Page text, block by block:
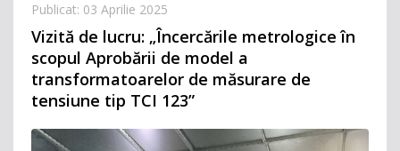
Publicat: 03 Aprilie 2025
Vizită de lucru: „Încercările metrologice în
scopul Aprobării de model a
transformatoarelor de măsurare de
tensiune tip TCI 123”